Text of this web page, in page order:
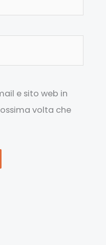
e sito web in
volta che